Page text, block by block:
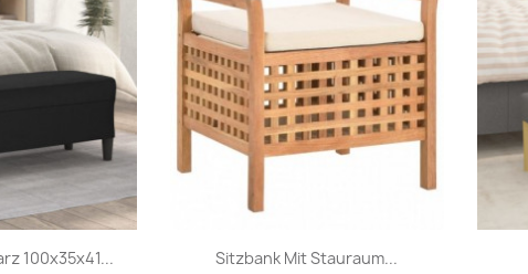
100x35x41... Sitzbank Mit Stauraum...
Vorschau